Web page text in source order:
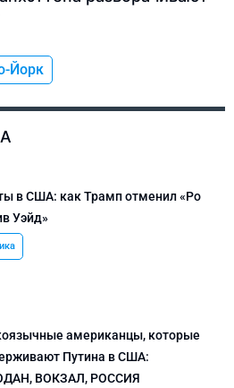
Йорк
в США: как Трамп отменил «Ро
Уэйд»
американцы, которые
Путина в США:
ВОКЗАЛ, РОССИЯ